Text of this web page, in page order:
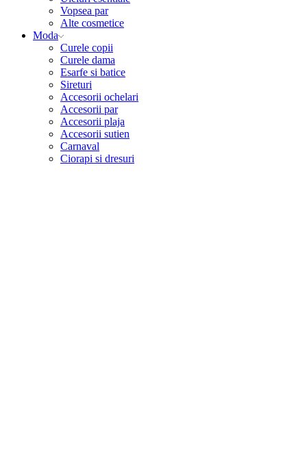
Vopsea par
Alte cosmetice
Moda
Curele copii
Curele dama
Esarfe si batice
Sireturi
Accesorii ochelari
Accesorii par
Accesorii plaja
Accesorii sutien
Carnaval
Ciorapi si dresuri